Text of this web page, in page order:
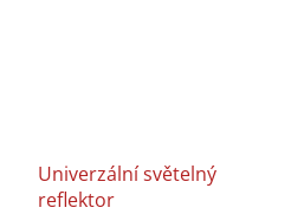
Univerzální světelný
reflektor